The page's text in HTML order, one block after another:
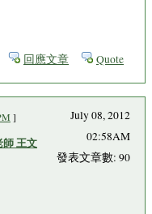
回應文章 Quote
]
師 王文
July 08, 2012
02:58AM
發表文章數: 90